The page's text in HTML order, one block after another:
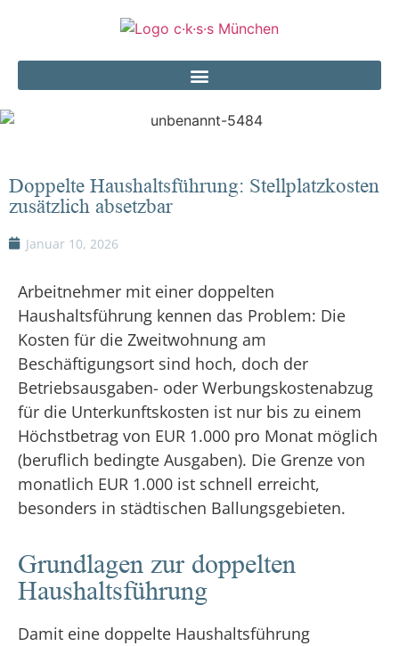
Doppelte Haushaltsführung: Stellplatzkosten
zusätzlich absetzbar
Januar 10, 2026
Arbeitnehmer mit einer doppelten
Haushaltsführung kennen das Problem: Die
Kosten für die Zweitwohnung am
Beschäftigungsort sind hoch, doch der
Betriebsausgaben- oder Werbungskostenabzug
für die Unterkunftskosten ist nur bis zu einem
Höchstbetrag von EUR 1.000 pro Monat möglich
(beruflich bedingte Ausgaben). Die Grenze von
monatlich EUR 1.000 ist schnell erreicht,
besonders in städtischen Ballungsgebieten.
Grundlagen zur doppelten
Haushaltsführung
Damit eine doppelte Haushaltsführung